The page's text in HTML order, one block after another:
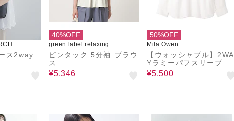
ス2way
40%OFF
green label relaxing
ピンタック 5分袖 ブラウ
ス
¥5,346
50%OFF
Mila Owen
【ウォッシャブル】2WA
Yラミーパフスリーブブ
ラウス
¥5,500